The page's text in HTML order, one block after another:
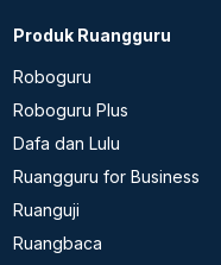
Produk Ruangguru
Roboguru
Roboguru Plus
Dafa dan Lulu
Ruangguru for Business
Ruanguji
Ruangbaca